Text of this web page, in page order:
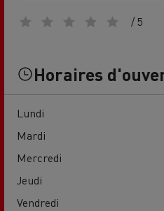
/ 5
Horaires
Lundi
Mardi
Mercredi
Jeudi
Vendredi